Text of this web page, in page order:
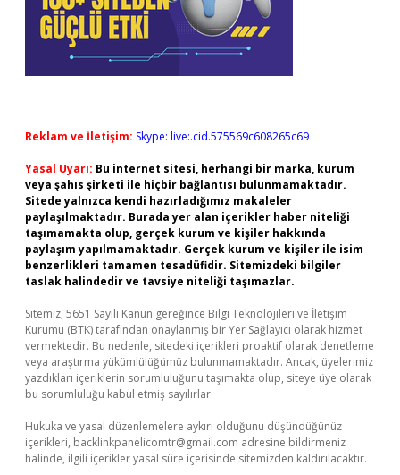
Reklam ve İletişim: Skype: live:.cid.575569c608265c69
Yasal Uyarı: Bu internet sitesi, herhangi bir marka, kurum
veya şahıs şirketi ile hiçbir bağlantısı bulunmamaktadır.
Sitede yalnızca kendi hazırladığımız makaleler
paylaşılmaktadır. Burada yer alan içerikler haber niteliği
taşımamakta olup, gerçek kurum ve kişiler hakkında
paylaşım yapılmamaktadır. Gerçek kurum ve kişiler ile isim
benzerlikleri tamamen tesadüfidir. Sitemizdeki bilgiler
taslak halindedir ve tavsiye niteliği taşımazlar.
Sitemiz, 5651 Sayılı Kanun gereğince Bilgi Teknolojileri ve İletişim
Kurumu (BTK) tarafından onaylanmış bir Yer Sağlayıcı olarak hizmet
vermektedir. Bu nedenle, sitedeki içerikleri proaktif olarak denetleme
veya araştırma yükümlülüğümüz bulunmamaktadır. Ancak, üyelerimiz
yazdıkları içeriklerin sorumluluğunu taşımakta olup, siteye üye olarak
bu sorumluluğu kabul etmiş sayılırlar.
Hukuka ve yasal düzenlemelere aykırı olduğunu düşündüğünüz
içerikleri, backlinkpanelicomtr@gmail.com adresine bildirmeniz
halinde, ilgili içerikler yasal süre içerisinde sitemizden kaldırılacaktır.